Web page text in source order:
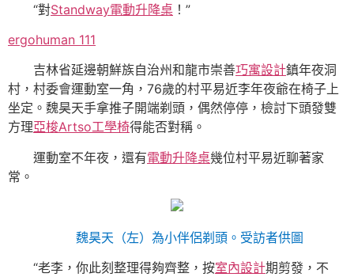
“對Standway電動升降桌 ！”
ergohuman 111
吉林省延邊朝鮮族自治州和龍市崇善巧寓設計鎮年夜洞
村，村委會運動室一角，76歲的村平易近李年夜爺在椅子上
坐定。魏昊天手拿推子開端剃頭，偶然停停，檢討下頭發雙
方理亞梭Artso工學椅得能否對稱。
運動室不年夜，還有電動升降桌幾位村平易近聊著家
常。
魏昊天（左）為小伴侶剃頭。受訪者供圖
“老李，你此刻整理得夠齊整，按室內設計期剪發，不